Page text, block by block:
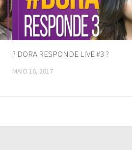
? DORA RESPONDE LIVE #3 ?
MAIO 16, 2017